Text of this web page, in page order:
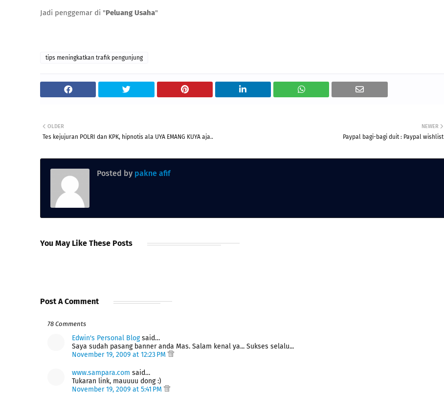
Jadi penggemar di "Peluang Usaha"
tips meningkatkan trafik pengunjung
NEWER
Paypal bagi-bagi duit : Paypal wishlist
OLDER
Tes kejujuran POLRI dan KPK, hipnotis ala UYA EMANG KUYA aja..
Posted by pakne afif
You May Like These Posts
Post A Comment
78 Comments
Edwin's Personal Blogsaid…
Saya sudah pasang banner anda Mas. Salam kenal ya... Sukses selalu...
November 19, 2009 at 12:23 PM
www.sampara.com said…
Tukaran link, mauuuu dong :)
November 19, 2009 at 5:41 PM